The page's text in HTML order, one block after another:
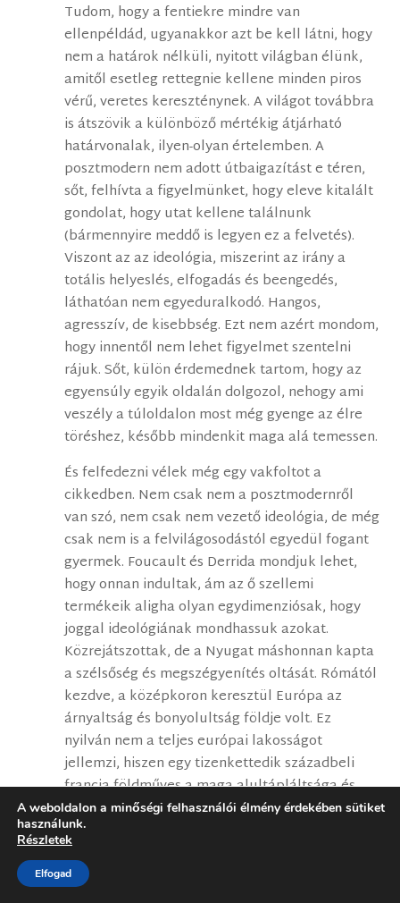
Tudom, hogy a fentiekre mindre van
ellenpéldád, ugyanakkor azt be kell látni, hogy
nem a határok nélküli, nyitott világban élünk,
amitől esetleg rettegnie kellene minden piros
vérű, veretes kereszténynek. A világot továbbra
is átszövik a különböző mértékig átjárható
határvonalak, ilyen-olyan értelemben. A
posztmodern nem adott útbaigazítást e téren,
sőt, felhívta a figyelmünket, hogy eleve kitalált
gondolat, hogy utat kellene találnunk
(bármennyire meddő is legyen ez a felvetés).
Viszont az az ideológia, miszerint az irány a
totális helyeslés, elfogadás és beengedés,
láthatóan nem egyeduralkodó. Hangos,
agresszív, de kisebbség. Ezt nem azért mondom,
hogy innentől nem lehet figyelmet szentelni
rájuk. Sőt, külön érdemednek tartom, hogy az
egyensúly egyik oldalán dolgozol, nehogy ami
veszély a túloldalon most még gyenge az élre
töréshez, később mindenkit maga alá temessen.
És felfedezni vélek még egy vakfoltot a
cikkedben. Nem csak nem a posztmodernről
van szó, nem csak nem vezető ideológia, de még
csak nem is a felvilágosodástól egyedül fogant
gyermek. Foucault és Derrida mondjuk lehet,
hogy onnan indultak, ám az ő szellemi
termékeik aligha olyan egydimenziósak, hogy
joggal ideológiának mondhassuk azokat.
Közrejátszottak, de a Nyugat máshonnan kapta
a szélsőség és megszégyenítés oltását. Rómától
kezdve, a középkoron keresztül Európa az
árnyaltság és bonyolultság földje volt. Ez
nyilván nem a teljes európai lakosságot
jellemzi, hiszen egy tizenkettedik századbeli
francia földműves a maga alultápláltsága és
kilátástalansága sötét felhőjében nem is volt
abban a helyzetben, hogy gondolati
mélységeket bejárjon. De ahol az értelmiségi
munka folyt, ott jellemzően az antik és akkori
A weboldalon a minőségi felhasználói élmény érdekében sütiket
használunk.
Részletek
Elfogad